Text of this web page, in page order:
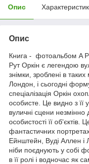
Опис
Опис
Книга - фотоальбом A
Рут Оркін є легендою
знімки, зроблені в
Лондон, і сьогодні
спеціалізація Оркін
особисте. Це видно з її
вуличні сцени незмінно
особистості її об'єктів.
фантастичних
Ейнштейн, Вуді Аллен і
ніби поєднують у собі
в її ролі і водночас як